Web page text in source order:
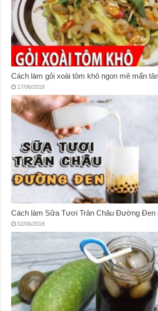
Cách làm gỏi xoài tôm khô ngon mê mẩn
17/06/2018
Cách làm Sữa Tươi Trân Châu Đường Đen
02/06/2018